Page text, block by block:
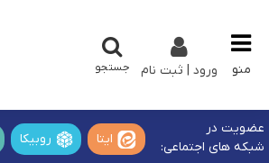
منو ورود | ثبت نام جستجو
عضویت در
شبکه های اجتماعی:
ایتا روبیکا